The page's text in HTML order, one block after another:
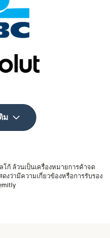
ม
โก้ ล้วนเป็นเครื่องหมายการค้าจด
งว่ามีความเกี่ยวข้องหรือการรับรอง